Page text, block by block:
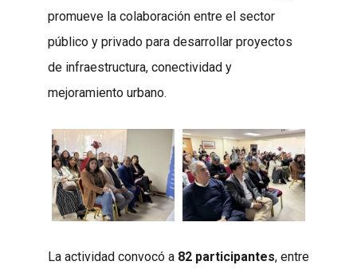
promueve la colaboración entre el sector
público y privado para desarrollar proyectos
de infraestructura, conectividad y
mejoramiento urbano.
La actividad convocó a 82 participantes, entre